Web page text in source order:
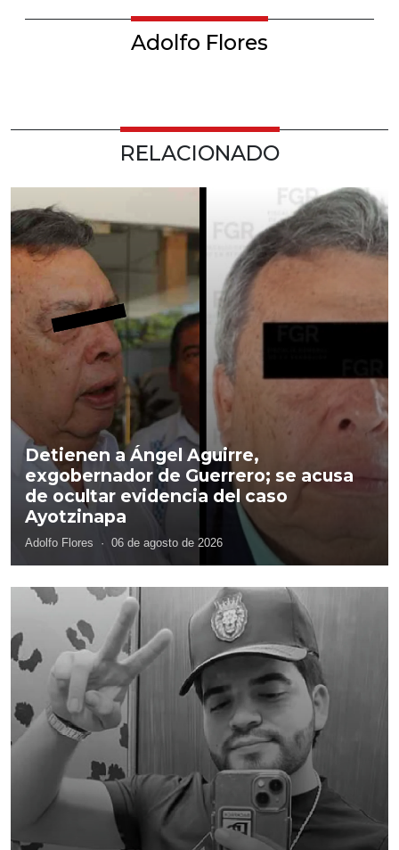
Adolfo Flores
RELACIONADO
Detienen a Ángel Aguirre,
exgobernador de Guerrero; se acusa
de ocultar evidencia del caso
Ayotzinapa
Adolfo Flores · 06 de agosto de 2026